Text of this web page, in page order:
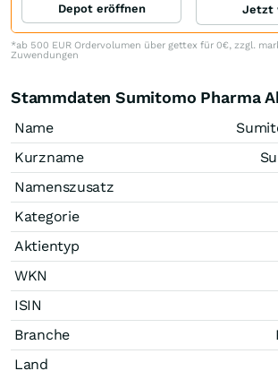
Depot eröffnen Jetzt
*ab 500 EUR Ordervolumen über gettex für 0€, zzgl.
Zuwendungen
Stammdaten Sumitomo Pharma
Name
Kurzname
Namenszusatz
Kategorie
Aktientyp
WKN
ISIN
Branche
Land